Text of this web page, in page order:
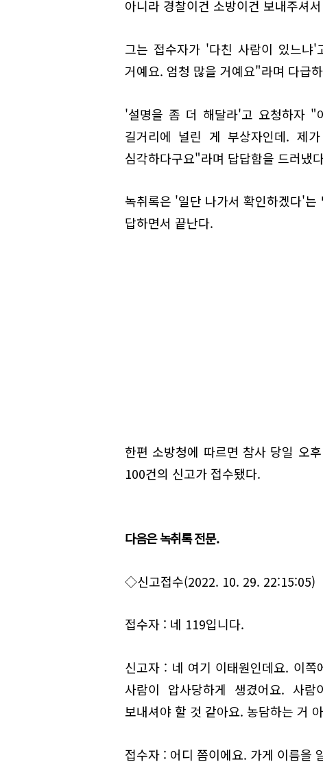
아니라 경찰이건 소방이건 보내주셔
그는 접수자가 '다친 사람이 있느
거예요. 엄청 많을 거예요"라며 다급
'설명을 좀 더 해달라'고 요청하자 "
길거리에 널린 게 부상자인데. 제
심각하다구요"라며 답답함을 드러냈
녹취록은 '일단 나가서 확인하겠다'
답하면서 끝난다.
한편 소방청에 따르면 참사 당일 오
100건의 신고가 접수됐다.
다음은 녹취록 전문.
◇신고접수(2022. 10. 29. 22:15:05)
접수자 : 네 119입니다.
신고자 : 네 여기 이태원인데요. 이
사람이 압사당하게 생겼어요. 사
보내셔야 할 것 같아요. 농담하는 거
접수자 : 어디 쯤이에요. 가게 이름을